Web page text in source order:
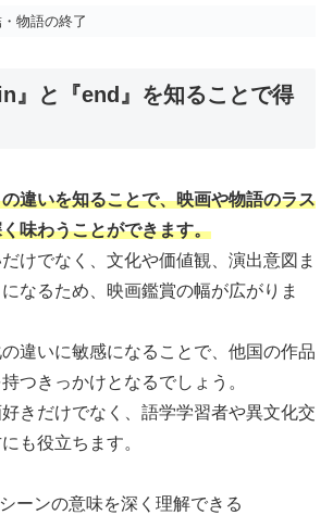
物語の終了
』と『end』を知ることで得
違いを知ることで、映画や物語のラス
味わうことができます。
けでなく、文化や価値観、演出意図ま
なるため、映画鑑賞の幅が広がりま
違いに敏感になることで、他国の作品
つきっかけとなるでしょう。
きだけでなく、語学学習者や異文化交
も役立ちます。
ーンの意味を深く理解できる